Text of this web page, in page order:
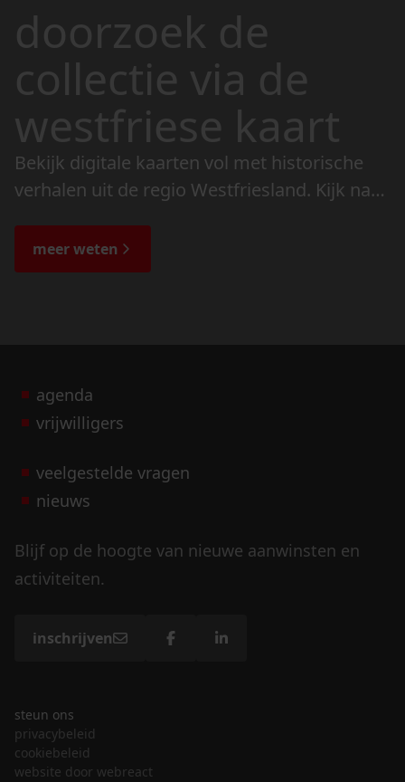
doorzoek de
collectie via de
westfriese kaart
Bekijk digitale kaarten vol met historische
verhalen uit de regio Westfriesland. Kijk naar
de bijzondere verhalen.
meer weten
agenda
vrijwilligers
veelgestelde vragen
nieuws
Blijf op de hoogte van nieuwe aanwinsten en
activiteiten.
inschrijven
steun ons
privacybeleid
cookiebeleid
website door webreact